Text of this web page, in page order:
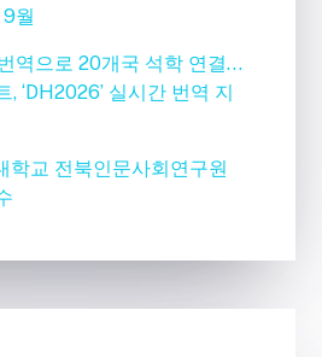
월
역으로 20개국 석학 연결…
, ‘DH2026’ 실시간 번역 지
학교 전북인문사회연구원